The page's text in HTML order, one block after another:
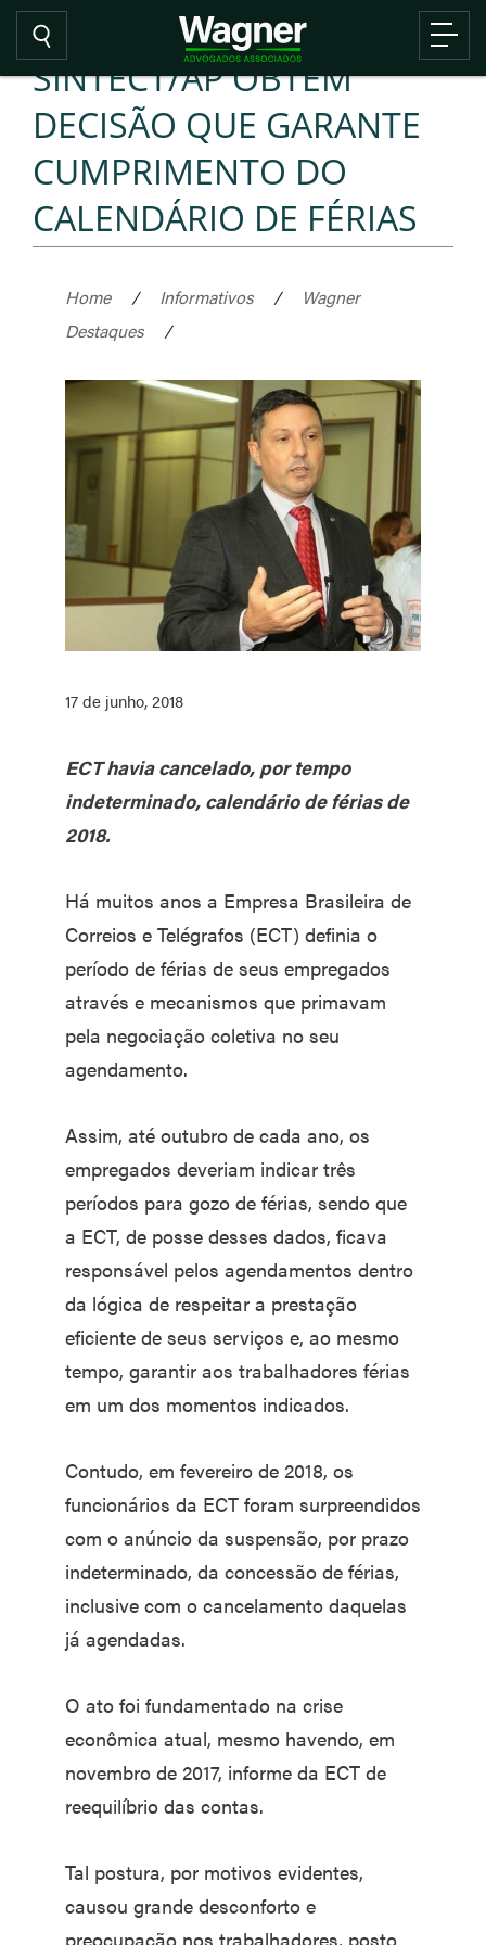
SINTECT/AP OBTÉM
DECISÃO QUE GARANTE
CUMPRIMENTO DO
CALENDÁRIO DE FÉRIAS
Home / Informativos /
Wagner
Destaques
/
17 de junho, 2018
ECT havia cancelado, por tempo
indeterminado, calendário de férias de
2018.
Há muitos anos a Empresa Brasileira de
Correios e Telégrafos (ECT) definia o
período de férias de seus empregados
através e mecanismos que primavam
pela negociação coletiva no seu
agendamento.
Assim, até outubro de cada ano, os
empregados deveriam indicar três
períodos para gozo de férias, sendo que
a ECT, de posse desses dados, ficava
responsável pelos agendamentos dentro
da lógica de respeitar a prestação
eficiente de seus serviços e, ao mesmo
tempo, garantir aos trabalhadores férias
em um dos momentos indicados.
Contudo, em fevereiro de 2018, os
funcionários da ECT foram surpreendidos
com o anúncio da suspensão, por prazo
indeterminado, da concessão de férias,
inclusive com o cancelamento daquelas
já agendadas.
O ato foi fundamentado na crise
econômica atual, mesmo havendo, em
novembro de 2017, informe da ECT de
reequilíbrio das contas.
Tal postura, por motivos evidentes,
causou grande desconforto e
preocupação nos trabalhadores, posto